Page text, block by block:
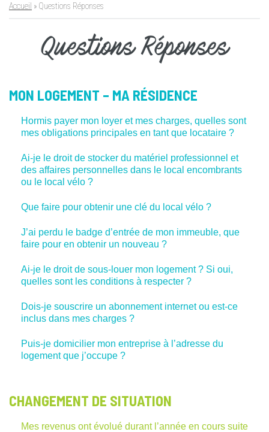
Accueil » Questions Réponses
Questions Réponses
MON LOGEMENT – MA RÉSIDENCE
Hormis payer mon loyer et mes charges, quelles sont
mes obligations principales en tant que locataire ?
Ai-je le droit de stocker du matériel professionnel et
des affaires personnelles dans le local encombrants
ou le local vélo ?
Que faire pour obtenir une clé du local vélo ?
J’ai perdu le badge d’entrée de mon immeuble, que
faire pour en obtenir un nouveau ?
Ai-je le droit de sous-louer mon logement ? Si oui,
quelles sont les conditions à respecter ?
Dois-je souscrire un abonnement internet ou est-ce
inclus dans mes charges ?
Puis-je domicilier mon entreprise à l’adresse du
logement que j’occupe ?
CHANGEMENT DE SITUATION
Mes revenus ont évolué durant l’année en cours suite